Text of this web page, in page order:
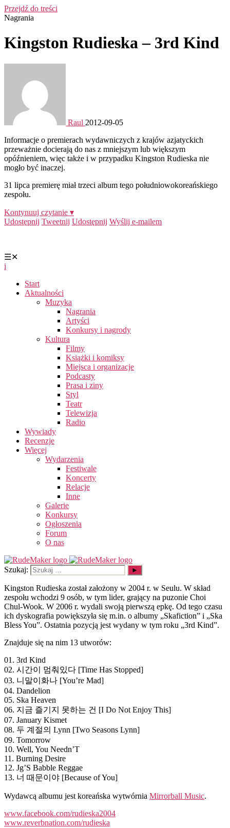
Przejdź do treści
Nagrania
Kingston Rudieska – 3rd Kind
Raul 2012-09-05
Informacje o premierach wydawniczych z krajów azjatyckich
przeważnie docierają do nas z mniejszym lub większym
opóźnieniem, więc także i w przypadku Kingston Rudieska nie
mogło być inaczej.
31 lipca premierę miał trzeci album tego południowokoreańskiego
zespołu.
Kontynuuj czytanie ▾
Udostępnij Tweetnij Udostępnij Wyślij e-mailem
☰✕
i
Start
Aktualności
Muzyka
Nagrania
Artyści
Konkursy i nagrody
Kultura
Filmy
Książki i komiksy
Miejsca i organizacje
Podcasty
Prasa i ziny
Styl
Teatr
Telewizja
Radio
Wywiady
Recenzje
Więcej
Wydarzenia
Festiwale
Koncerty
Relacje
Inne
Galerie
Konkursy
Ogłoszenia
Forum
O nas
Szukaj:
Kingston Rudieska został założony w 2004 r. w Seulu. W skład
zespołu wchodzi 9 osób, w tym lider, grający na puzonie Choi
Chul-Wook. W 2006 r. wydali swoją pierwszą epkę. Od tego czasu
ich dyskografia powiększyła się m.in. o albumy „Skafiction” i „Ska
Bless You”. Ostatnia pozycją jest wydany w tym roku „3rd Kind”.
Znajduje się na nim 13 utworów:
01. 3rd Kind
02. 시간이 멈춰있다 [Time Has Stopped]
03. 니말이화나 [You’re Mad]
04. Dandelion
05. Ska Heaven
06. 지금 즐기지 못하는 건 [I Do Not Enjoy This]
07. January Kismet
08. 두 계절의 Lynn [Two Seasons Lynn]
09. Tomorrow
10. Well, You Needn’T
11. Burning Desire
12. Jg’S Babble Reggae
13. 너 때문이야 [Because of You]
Wydawcą albumu jest koreańska wytwórnia Mirrorball Music.
www.facebook.com/rudieska2004
www.reverbnation.com/rudieska